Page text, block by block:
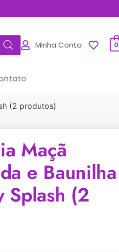
Minha Conta 0
(2 produtos)
Maçã
e Baunilha
Splash (2